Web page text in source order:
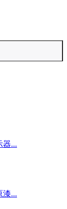
器...
漆...